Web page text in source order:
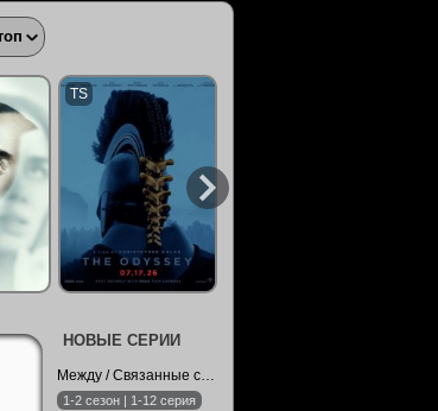
НОВЫЕ СЕРИИ
Между / Связанные судьбой / Арафта (1-2 Сезон)
1-2 сезон | 1-12 серия